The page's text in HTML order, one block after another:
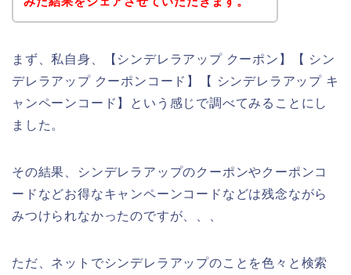
まず、私自身、【シンデレラアップ クーポン】【 シン
デレラアップ クーポンコード】【 シンデレラアップ キ
ャンペーンコード】という感じで調べてみることにし
ました。
その結果、シンデレラアップのクーポンやクーポンコ
ードなどお得なキャンペーンコードなどは残念ながら
みつけられなかったのですが、、、
ただ、ネットでシンデレラアップのことを色々と検索